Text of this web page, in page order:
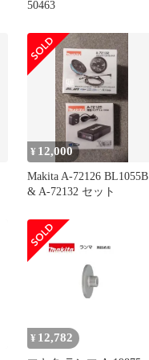
50463
¥ 12,000
Makita A-72126 BL1055B
& A-72132 セット
¥ 12,782